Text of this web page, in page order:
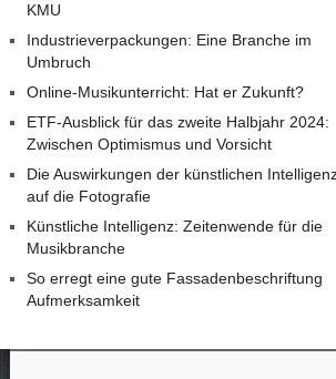
KMU
Industrieverpackungen: Eine Branche im
Umbruch
Online-Musikunterricht: Hat er Zukunft?
ETF-Ausblick für das zweite Halbjahr 2024:
Zwischen Optimismus und Vorsicht
Die Auswirkungen der künstlichen
auf die Fotografie
Künstliche Intelligenz: Zeitenwende für die
Musikbranche
So erregt eine gute Fassadenbeschriftung
Aufmerksamkeit